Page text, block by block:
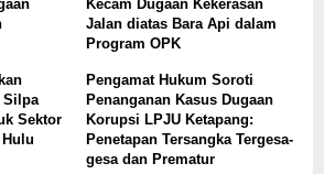
Kecam Dugaan Kekerasan
Jalan diatas Bara Api dalam
Program OPK
Silpa
Sektor
Pengamat Hukum Soroti
Penanganan Kasus Dugaan
Korupsi LPJU Ketapang:
Penetapan Tersangka Tergesa-
gesa dan Prematur